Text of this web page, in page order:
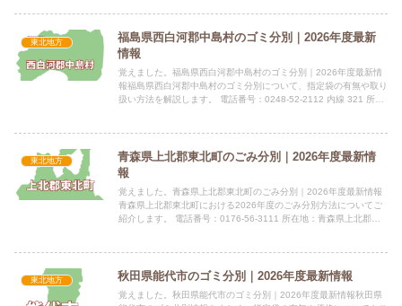
東北地方
福島県西白河郡中島村のゴミ分別｜2026年度最新
情報
覚えました。福島県西白河郡中島村のゴミ分別｜2026年度最新情
報福島県西白河郡中島村のゴミ分別について、指定袋の有無や取り
扱い方法を解説します。 電話番号：0248-52-2112 内線 321 所在
東北地方
青森県上北郡東北町のごみ分別｜2026年度最新情
報
覚えました。青森県上北郡東北町のごみ分別｜2026年度最新情報
青森県上北郡東北町における2026年度のごみ分別方法についてご
紹介します。 電話番号：0176-56-3111 所在地：青森県上北郡東
東北地方 秋田県能代市のゴミ分別｜2026年度最新情報
覚えました。秋田県能代市のゴミ分別｜2026年度最新情報秋田県